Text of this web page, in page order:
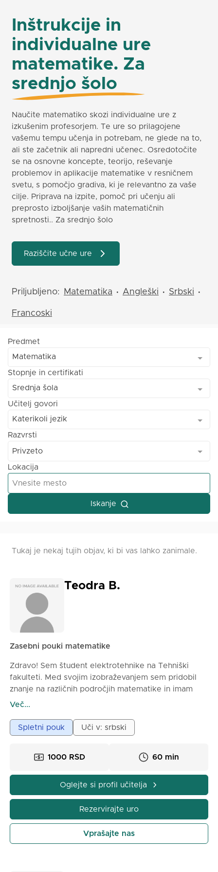
Inštrukcije in
individualne ure
matematike. Za
srednjo šolo
Naučite matematiko skozi individualne ure z
izkušenim profesorjem. Te ure so prilagojene
vašemu tempu učenja in potrebam, ne glede na to,
ali ste začetnik ali napredni učenec. Osredotočite
se na osnovne koncepte, teorijo, reševanje
problemov in aplikacije matematike v resničnem
svetu, s pomočjo gradiva, ki je relevantno za vaše
cilje. Priprava na izpite, pomoč pri učenju ali
preprosto izboljšanje vaših matematičnih
spretnosti.. Za srednjo šolo
Raziščite učne ure
Priljubljeno: Matematika • Angleški • Srbski •
Francoski
Predmet
Matematika
Stopnje in certifikati
Srednja šola
Učitelj govori
Katerikoli jezik
Razvrsti
Privzeto
Lokacija
Iskanje
Tukaj je nekaj tujih objav, ki bi vas lahko zanimale.
Teodra B.
Zasebni pouki matematike
Zdravo! Sem študent elektrotehnike na Tehniški
fakulteti. Med svojim izobraževanjem sem pridobil
znanje na različnih področjih matematike in imam
nekaj izkušenj s poučevanjem otrok v osnovni in
temeljito, s pojasnili, prilagojenimi ravni učenca.
Trudim se, da vsak razume bistvo nalog, ne pa da bi
Kako potekajo pouki:
ga potrebujemo za pouk.
2) Uro začnemo s kratkim pojasnilom teme.
3) Skupaj gremo skozi primere in naloge.
4) Vajamo, dokler učenec ni prepričan v gradivo.
5) Po koncu pouka bi bilo zaželeno, da bi se učenec
samostojno ponovno učil naloge s pouka in dodatne
Več...
Spletni pouk Uči v: srbski
1000 RSD 60 min
Oglejte si profil učitelja
Rezervirajte uro
Vprašajte nas